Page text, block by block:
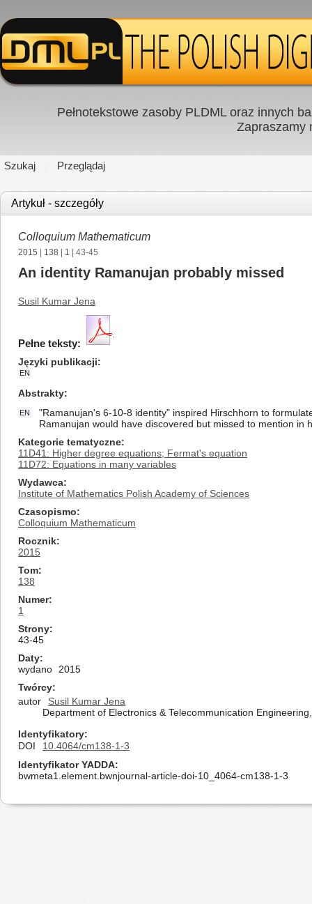
Pełnotekstowe zasoby PLDML oraz innych
Zapraszamy
Szukaj Przeglądaj
Artykuł - szczegóły
Colloquium Mathematicum
2015 138 1 | 43-45
An identity Ramanujan probably missed
Susil Kumar Jena
Pełne teksty:
Języki publikacji
EN
Abstrakty
EN
"Ramanujan's 6-10-8 identity" inspired Hirschhorn to
Ramanujan would have discovered but missed to mention in
Kategorie tematyczne
11D41: Higher degree equations; Fermat's equation
11D72: Equations in many variables
Wydawca
Institute of Mathematics Polish Academy of Sciences
Czasopismo
Colloquium Mathematicum
Rocznik
2015
Tom
138
Numer
1
Strony
43-45
Daty
wydano
2015
Twórcy
autor
Susil Kumar Jena
Department of Electronics & Telecommunication
Identyfikatory
DOI
10.4064/cm138-1-3
Identyfikator YADDA
bwmeta1.element.bwnjournal-article-doi-10_4064-cm138-1-3